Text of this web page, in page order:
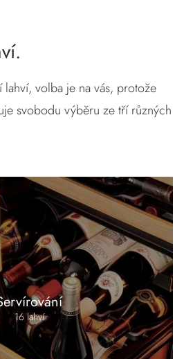
lahví, volba je na vás, protože
svobodu výběru ze tří různých
16 lahví